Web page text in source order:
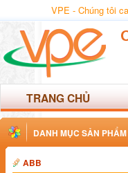
VPE - Chúng tôi
TRANG CHỦ
DANH MỤC SẢN PHẨM
ABB